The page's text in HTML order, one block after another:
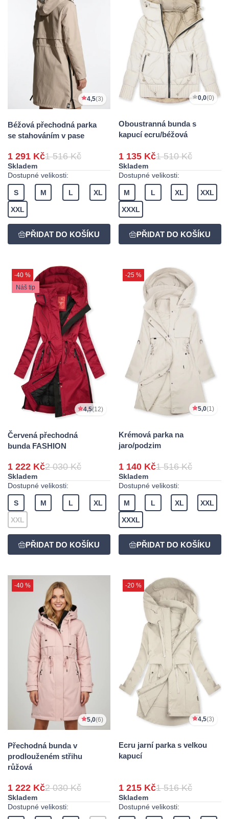
4,5(3)
Béžová přechodná parka
se stahováním v pase
1 291 Kč1 516 Kč
Skladem
Dostupné velikosti:
S M L XL
XXL
0,0(0)
Oboustranná bunda s
kapucí ecru/béžová
1 135 Kč1 510 Kč
Skladem
Dostupné velikosti:
M L XL XXL
XXXL
-40 %
Náš tip
4,5(12)
Červená přechodná
bunda FASHION
1 222 Kč2 030 Kč
Skladem
Dostupné velikosti:
S M L XL
XXL
-25 %
5,0(1)
Krémová parka na
jaro/podzim
1 140 Kč1 516 Kč
Skladem
Dostupné velikosti:
M L XL XXL
XXXL
-40 %
5,0(6)
Přechodná bunda v
prodlouženém střihu
růžová
1 222 Kč2 030 Kč
Skladem
Dostupné velikosti:
-20 %
4,5(3)
Ecru jarní parka s velkou
kapucí
1 215 Kč1 516 Kč
Skladem
Dostupné velikosti: